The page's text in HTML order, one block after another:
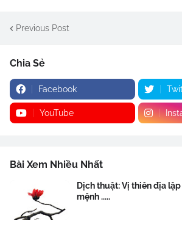
Previous Post
Chia Sẻ
Facebook
YouTube
Bài Xem Nhiều Nhất
Dịch thuật: Vị thiên địa
mệnh .....